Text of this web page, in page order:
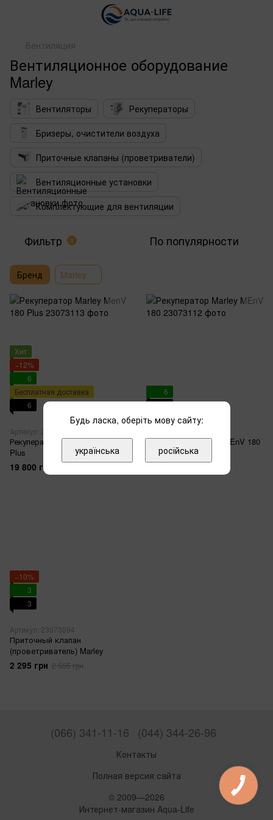
Вентиляция
Вентиляционное оборудование
Marley
Вентиляторы
Рекуператоры
Бризеры, очистители воздуха
Приточные клапаны (проветриватели)
Вентиляционные установки
Комплектующие для вентиляции
Фильтр 1 По популярности
Бренд Marley
Хит
−12%
6
Бесплатная доставка
6
Артикул: 23073113
Рекуператор Marley MenV 180
Plus
19 800 грн
6
6
1
Рекуператор Marley MEnV 180
28 995 грн
−10%
3
3
Артикул: 23073094
Приточный клапан
(проветриватель) Marley
2 295 грн 2 555 грн
(066) 341-11-16 (044) 344-26-96
Контакты
Полная версия сайта
© 2009—2026
Интернет-магазин Aqua-Life
Будь ласка, оберіть мову сайту:
українська російська